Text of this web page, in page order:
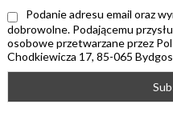
Podanie adresu email oraz
dobrowolne. Podającemu
osobowe przetwarzane przez
Chodkiewicza 17, 85-065